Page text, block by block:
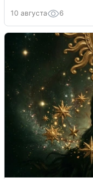
10 августа 6